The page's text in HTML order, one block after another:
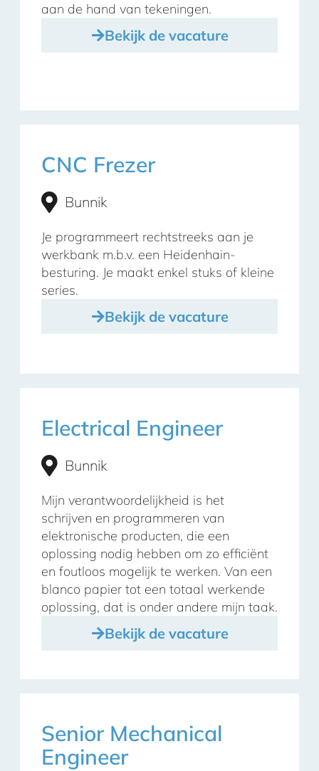
aan de hand van tekeningen.
Bekijk de vacature
CNC Frezer
Bunnik
Je programmeert rechtstreeks aan je
werkbank m.b.v. een Heidenhain-
besturing. Je maakt enkel stuks of kleine
series.
Bekijk de vacature
Electrical Engineer
Bunnik
Mijn verantwoordelijkheid is het
schrijven en programmeren van
elektronische producten, die een
oplossing nodig hebben om zo efficiënt
en foutloos mogelijk te werken. Van een
blanco papier tot een totaal werkende
oplossing, dat is onder andere mijn taak.
Bekijk de vacature
Senior Mechanical
Engineer